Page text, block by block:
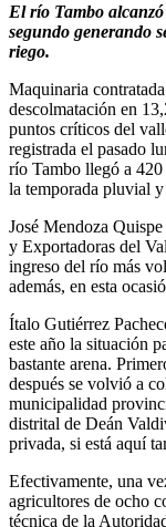
El río Tambo
segundo generando
riego.
Maquinaria
descolmatación en
puntos críticos del
registrada el pasado
río Tambo llegó a
la temporada pluvial
José Mendoza
y Exportadoras del
ingreso del río más
además, en esta
Ítalo Gutiérrez
este año la situación
bastante arena.
después se volvió a
municipalidad
distrital de Deán
privada, si está aquí
Efectivamente, una
agricultores de ocho
técnica de la